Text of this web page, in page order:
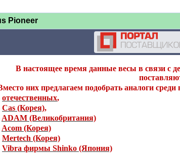
Pioneer
В настоящее время данные весы в связи с
них предлагаем подобрать аналоги среди
отечественных,
Cas (Корея),
ADAM (Великобритания)
Acom (Корея)
Mertech (Корея)
Vibra фирмы Shinko (Япония)